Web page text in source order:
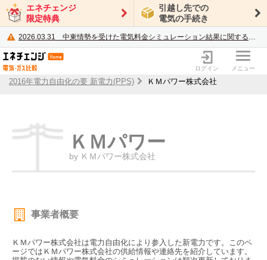
エネチェンジ
限定特典
引越し先での
電気の手続き
2026.03.31 中東情勢を受けた電気料金シミュレーション結果に関するご案内
電力・ガス比較サイト エネチェンジ
ログイン メニュー
2016年電力自由化の要 新電力(PPS) ＫＭパワー株式会社
ＫＭパワー
by ＫＭパワー株式会社
事業者概要
ＫＭパワー株式会社は電力自由化により参入した新電力です。このペ
ージではＫＭパワー株式会社の供給情報や連絡先を紹介しています。